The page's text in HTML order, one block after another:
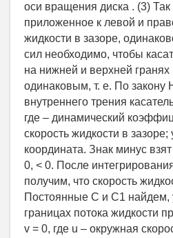
оси вращения диска . (3) Так
приложенное к левой и
жидкости в зазоре,
сил необходимо, чтобы
на нижней и верхней
одинаковым, т. е. По закону
внутреннего трения
где – динамический
скорость жидкости в
координата. Знак минус
0, < 0. После
получим, что скорость
Постоянные С и С1 найдем,
границах потока жидкости
v = 0, где u – окружная